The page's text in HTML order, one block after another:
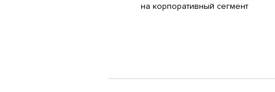
на корпоративный сегмент